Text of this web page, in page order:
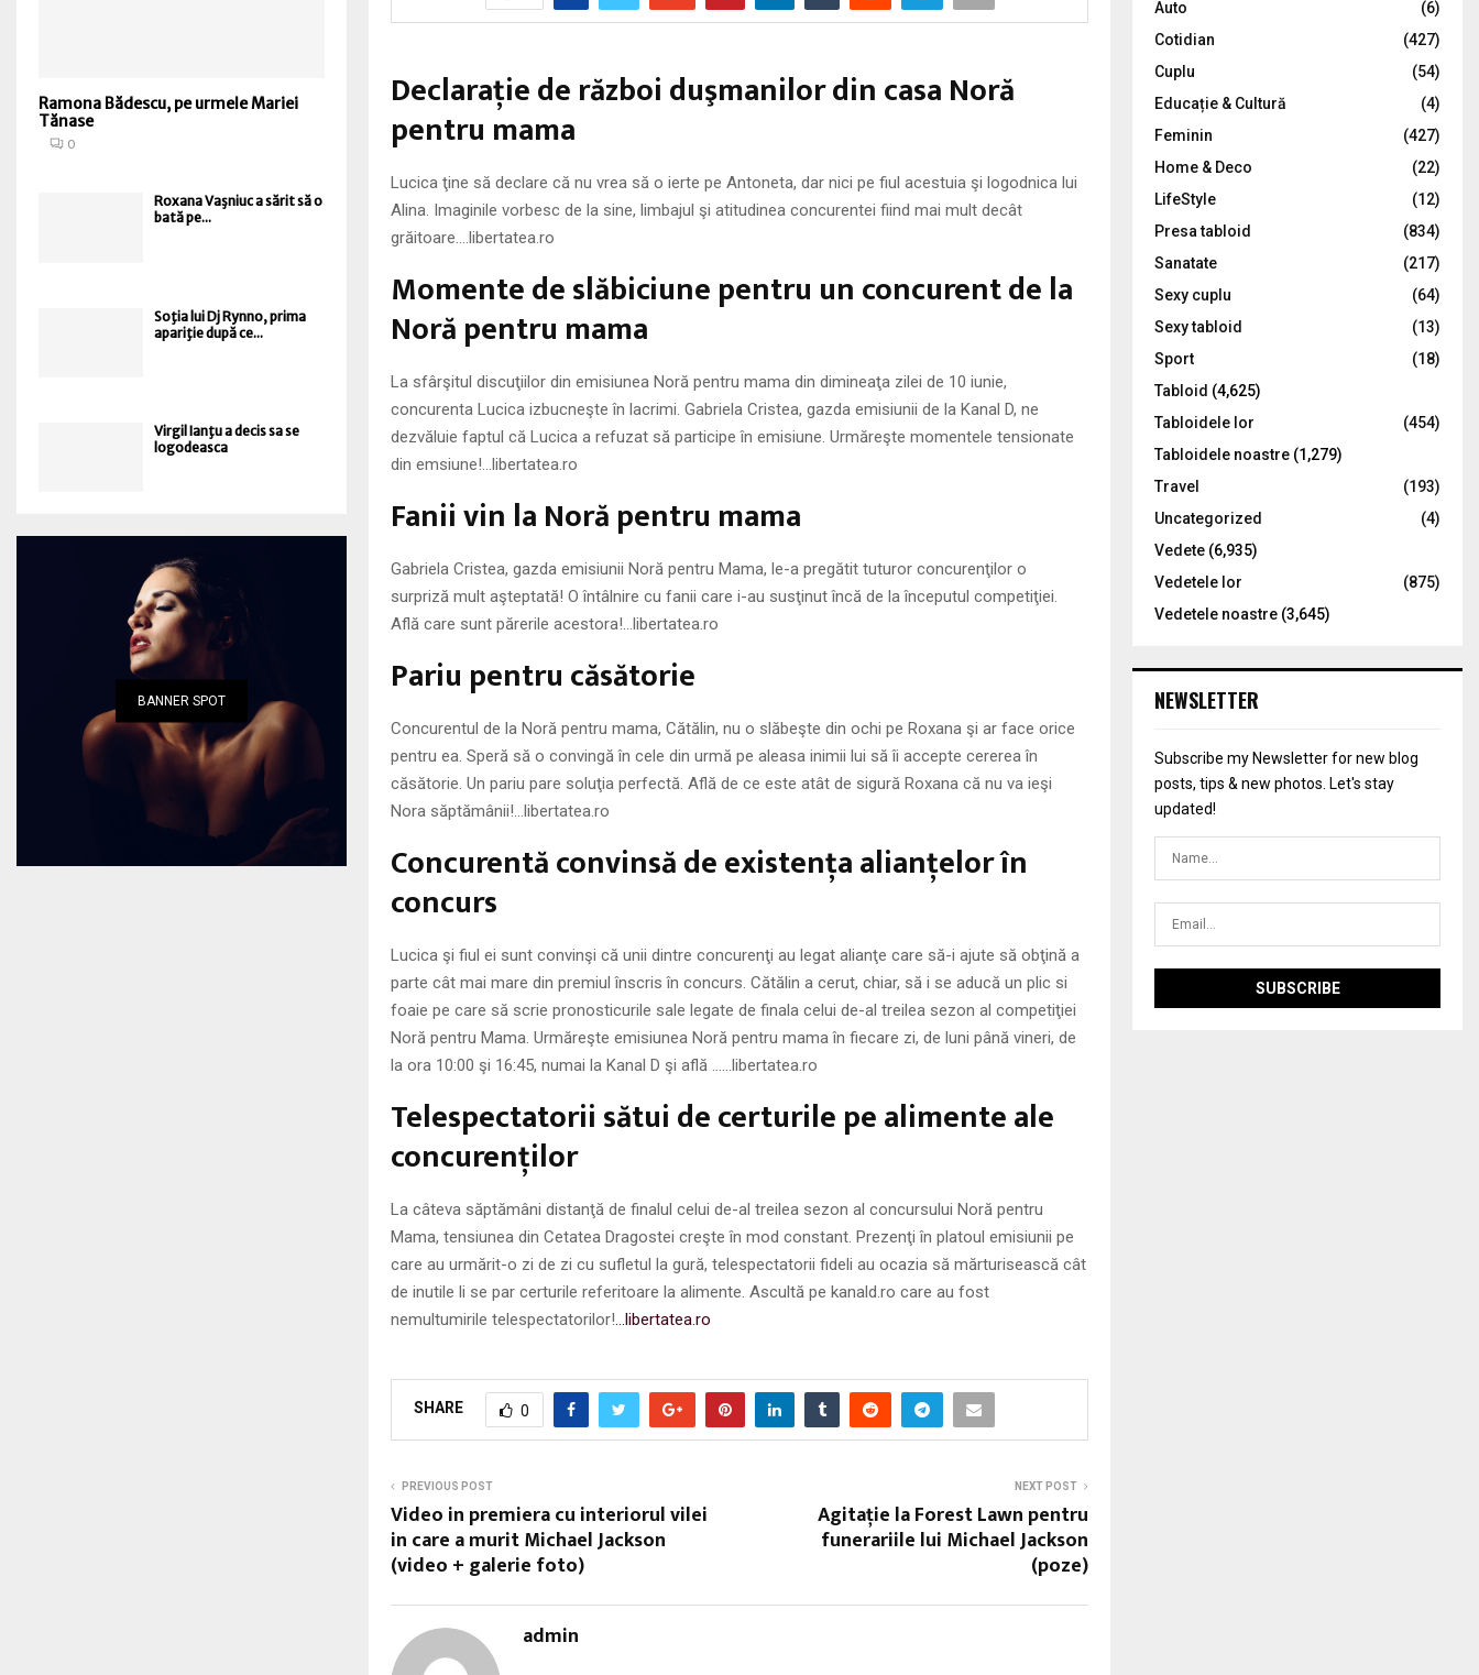
Declaraţie de război duşmanilor din casa Noră
pentru mama
Lucica ţine să declare că nu vrea să o ierte pe Antoneta, dar nici pe fiul acestuia şi logodnica lui
Alina. Imaginile vorbesc de la sine, limbajul şi atitudinea concurentei fiind mai mult decât
grăitoare….libertatea.ro
Momente de slăbiciune pentru un concurent de la
Noră pentru mama
La sfârşitul discuţiilor din emisiunea Noră pentru mama din dimineaţa zilei de 10 iunie,
concurenta Lucica izbucneşte în lacrimi. Gabriela Cristea, gazda emisiunii de la Kanal D, ne
dezvăluie faptul că Lucica a refuzat să participe în emisiune. Urmăreşte momentele tensionate
din emsiune!…libertatea.ro
Fanii vin la Noră pentru mama
Gabriela Cristea, gazda emisiunii Noră pentru Mama, le-a pregătit tuturor concurenţilor o
surpriză mult aşteptată! O întâlnire cu fanii care i-au susţinut încă de la începutul competiţiei.
Află care sunt părerile acestora!…libertatea.ro
Pariu pentru căsătorie
Concurentul de la Noră pentru mama, Cătălin, nu o slăbeşte din ochi pe Roxana şi ar face orice
pentru ea. Speră să o convingă în cele din urmă pe aleasa inimii lui să îi accepte cererea în
căsătorie. Un pariu pare soluţia perfectă. Află de ce este atât de sigură Roxana că nu va ieşi
Nora săptămânii!…libertatea.ro
Concurentă convinsă de existenţa alianţelor în
concurs
Lucica şi fiul ei sunt convinşi că unii dintre concurenţi au legat alianţe care să-i ajute să obţină a
parte cât mai mare din premiul înscris în concurs. Cătălin a cerut, chiar, să i se aducă un plic si
foaie pe care să scrie pronosticurile sale legate de finala celui de-al treilea sezon al competiţiei
Noră pentru Mama. Urmăreşte emisiunea Noră pentru mama în fiecare zi, de luni până vineri, de
la ora 10:00 şi 16:45, numai la Kanal D şi află ……libertatea.ro
Telespectatorii sătui de certurile pe alimente ale
concurenţilor
La câteva săptămâni distanţă de finalul celui de-al treilea sezon al concursului Noră pentru
Mama, tensiunea din Cetatea Dragostei creşte în mod constant. Prezenţi în platoul emisiunii pe
care au urmărit-o zi de zi cu sufletul la gură, telespectatorii fideli au ocazia să mărturisească cât
de inutile li se par certurile referitoare la alimente. Ascultă pe kanald.ro care au fost
nemultumirile telespectatorilor! …libertatea.ro
SHARE 0
PREVIOUS POST
Video in premiera cu interiorul vilei
in care a murit Michael Jackson
(video + galerie foto)
NEXT POST
Agitaţie la Forest Lawn pentru
funerariile lui Michael Jackson
(poze)
admin
Ramona Bădescu, pe urmele Mariei
Tănase
0
Roxana Vaşniuc a sărit să o
bată pe...
Soţia lui Dj Rynno, prima
apariţie după ce...
Virgil Ianţu a decis sa se
logodeasca
BANNER SPOT
:
C
Auto
(6)
Cotidian
(427)
Cuplu
(54)
Educație & Cultură
(4)
Feminin
(427)
Home & Deco
(22)
LifeStyle
(12)
Presa tabloid
(834)
Sanatate
(217)
Sexy cuplu
(64)
Sexy tabloid
(13)
Sport
(18)
Tabloid (4,625)
Tabloidele lor
(454)
Tabloidele noastre (1,279)
Travel
(193)
Uncategorized
(4)
Vedete (6,935)
Vedetele lor
(875)
Vedetele noastre (3,645)
NEWSLETTER
Subscribe my Newsletter for new blog
posts, tips & new photos. Let's stay
updated!